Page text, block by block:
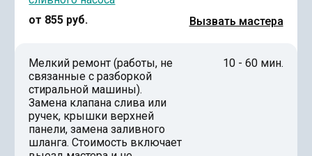
от 855 руб.
Вызвать мастера
Мелкий ремонт (работы, не
связанные с разборкой
стиральной машины).
Замена клапана слива или
ручек, крышки верхней
панели, замена заливного
шланга. Стоимость включает
10 - 60 мин.